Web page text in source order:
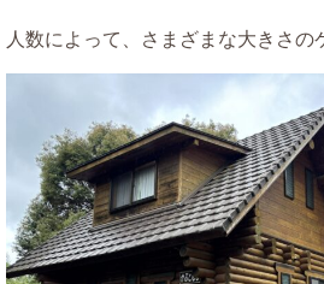
人数によって、さまざまな大きさの